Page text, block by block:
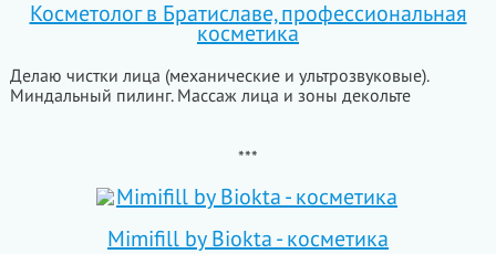
Косметолог в Братиславе, профессиональная
косметика
Делаю чистки лица (механические и ультрозвуковые).
Миндальный пилинг. Массаж лица и зоны декольте
***
Mimifill by Biokta - косметика